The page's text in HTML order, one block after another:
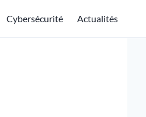
Cybersécurité Actualités